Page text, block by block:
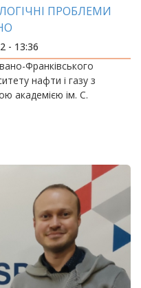
ПРОБЛЕМИ
- 13:36
Франківського
нафти і газу з
академією ім. С.